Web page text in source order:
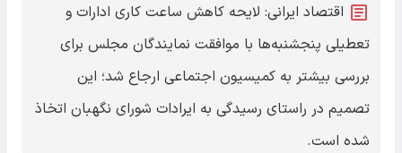
اقتصاد ایرانی: لایحه کاهش ساعت کاری ادارات و
تعطیلی پنجشنبه‌ها با موافقت نمایندگان مجلس برای
بررسی بیشتر به کمیسیون اجتماعی ارجاع شد؛ این
تصمیم در راستای رسیدگی به ایرادات شورای نگهبان اتخاذ
شده است.